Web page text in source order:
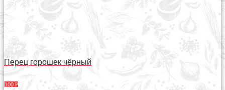
Перец горошек чёрный
100 Р